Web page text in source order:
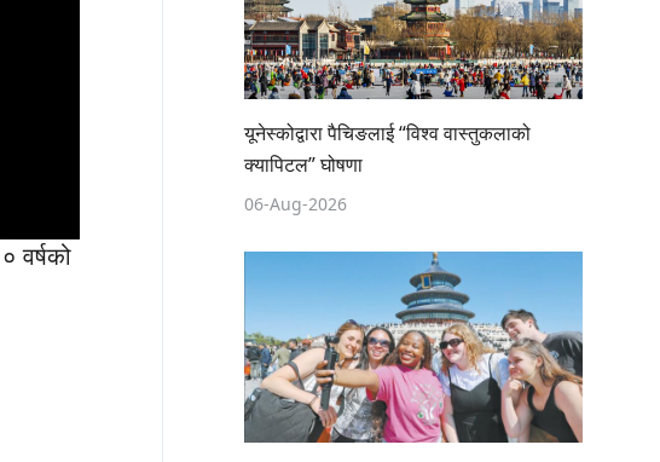
वर्षको
यूनेस्कोद्वारा पैचिङलाई “विश्व वास्तुकलाको
क्यापिटल” घोषणा
06-Aug-2026